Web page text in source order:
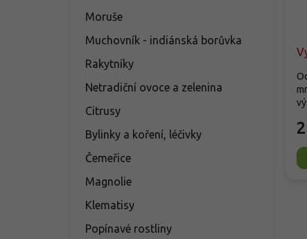
Moruše
Muchovník - indiánská borůvka
Rakytníky
Netradiční ovoce a zelenina
Citrusy
Bylinky a koření, léčivky
Čemeřice
Magnolie
Klematisy
Popínavé rostliny